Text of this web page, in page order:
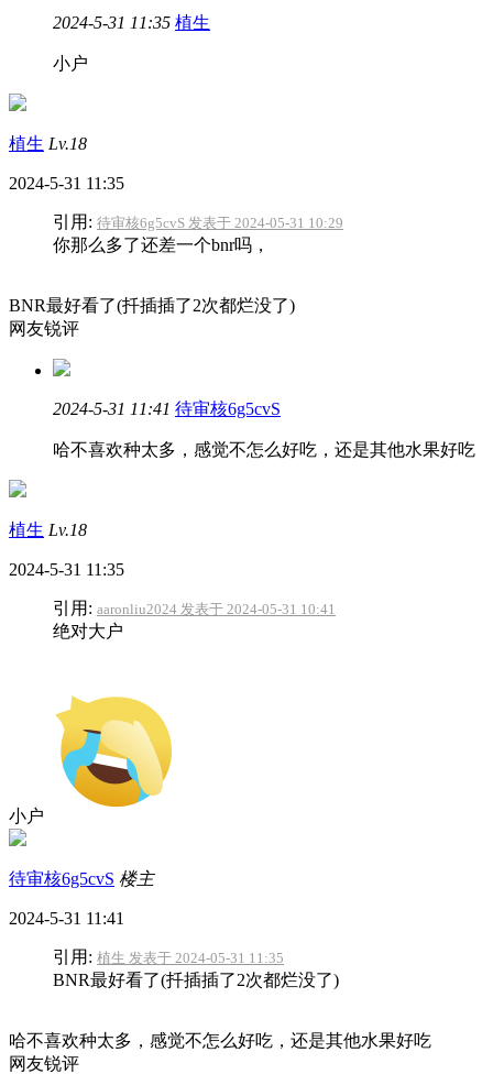
2024-5-31 11:35 植生
小户
植生 Lv.18
2024-5-31 11:35
引用: 待审核6g5cvS 发表于 2024-05-31 10:29
你那么多了还差一个bnr吗，
BNR最好看了(扦插插了2次都烂没了)
网友锐评
2024-5-31 11:41 待审核6g5cvS
哈不喜欢种太多，感觉不怎么好吃，还是其他水果好吃
植生 Lv.18
2024-5-31 11:35
引用: aaronliu2024 发表于 2024-05-31 10:41
绝对大户
小户
待审核6g5cvS 楼主
2024-5-31 11:41
引用: 植生 发表于 2024-05-31 11:35
BNR最好看了(扦插插了2次都烂没了)
哈不喜欢种太多，感觉不怎么好吃，还是其他水果好吃
网友锐评